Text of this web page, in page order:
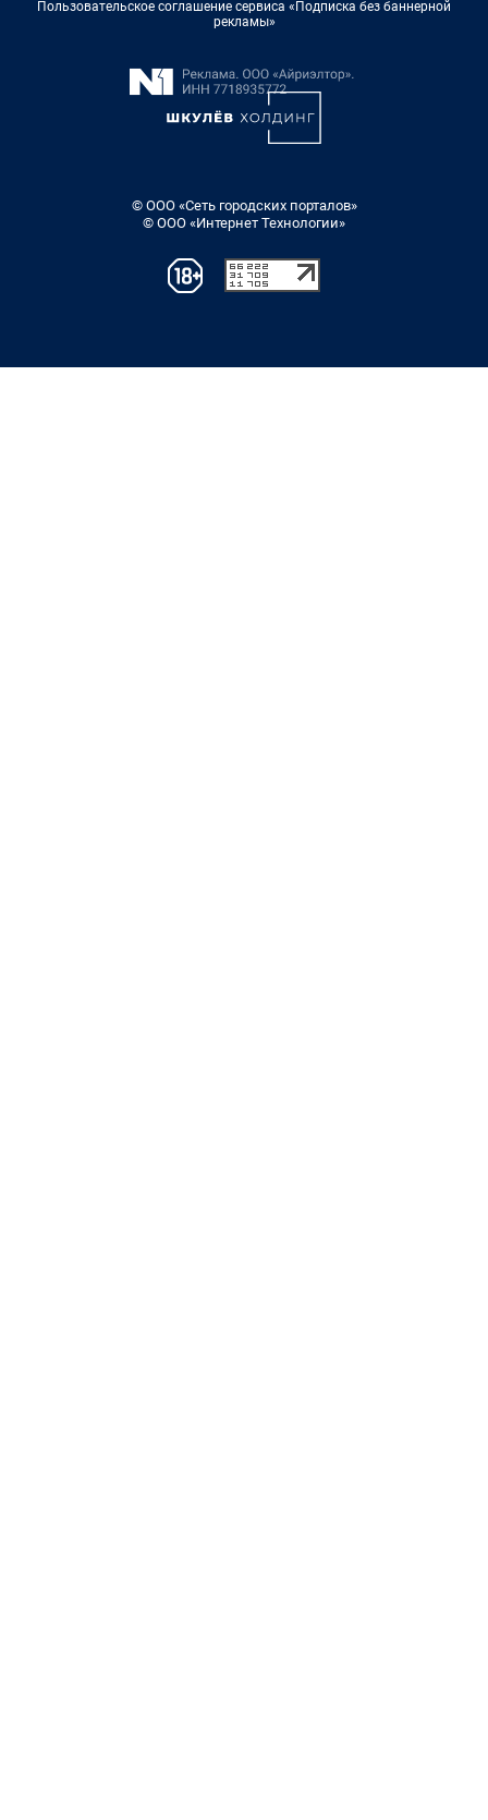
Пользовательское соглашение сервиса «Подписка без баннерной
рекламы»
© ООО «Сеть городских порталов»
© ООО «Интернет Технологии»